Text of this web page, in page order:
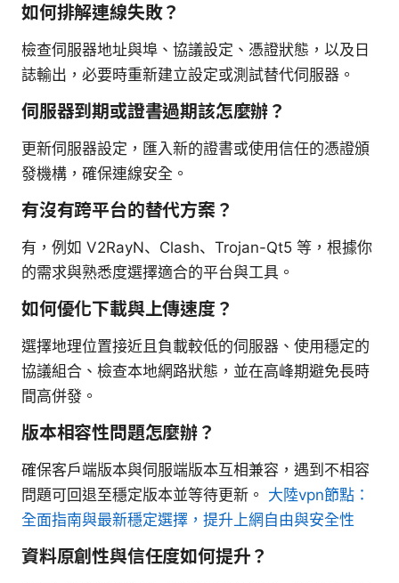
如何排解連線失敗？
檢查伺服器地址與埠、協議設定、憑證狀態，以及日
誌輸出，必要時重新建立設定或測試替代伺服器。
伺服器到期或證書過期該怎麼辦？
更新伺服器設定，匯入新的證書或使用信任的憑證頒
發機構，確保連線安全。
有沒有跨平台的替代方案？
有，例如 V2RayN、Clash、Trojan-Qt5 等，根據你
的需求與熟悉度選擇適合的平台與工具。
如何優化下載與上傳速度？
選擇地理位置接近且負載較低的伺服器、使用穩定的
協議組合、檢查本地網路狀態，並在高峰期避免長時
間高併發。
版本相容性問題怎麼辦？
確保客戶端版本與伺服端版本互相兼容，遇到不相容
問題可回退至穩定版本並等待更新。 大陸vpn節點：
全面指南與最新穩定選擇，提升上網自由與安全性
資料原創性與信任度如何提升？